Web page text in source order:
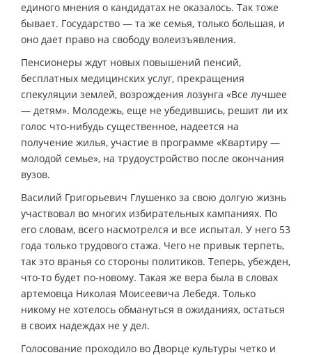
единого мнения о кандидатах не оказалось. Так тоже
бывает. Государство — та же семья, только большая, и
оно дает право на свободу волеизъявления.
Пенсионеры ждут новых повышений пенсий,
бесплатных медицинских услуг, прекращения
спекуляции землей, возрождения лозунга «Все лучшее
— детям». Молодежь, еще не убедившись, решит ли их
голос что-нибудь существенное, надеется на
получение жилья, участие в программе «Квартиру —
молодой семье», на трудоустройство после окончания
вузов.
Василий Григорьевич Глушенко за свою долгую жизнь
участвовал во многих избирательных кампаниях. По
его словам, всего насмотрелся и все испытал. У него 53
года только трудового стажа. Чего не привык терпеть,
так это вранья со стороны политиков. Теперь, убежден,
что-то будет по-новому. Такая же вера была в словах
артемовца Николая Моисеевича Лебедя. Только
никому не хотелось обмануться в ожиданиях, остаться
в своих надеждах не у дел.
Голосование проходило во Дворце культуры четко и